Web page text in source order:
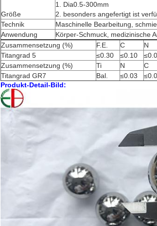
Größe
1. Dia0.5-300mm
2. besonders angefertigt ist
Technik
Maschinelle Bearbeitung,
Anwendung
Körper-Schmuck, medizinische
Zusammensetzung (%)
F.E. C N
Titangrad 5
≤0.30 ≤0.10
Zusammensetzung (%)
Ti N C
Titangrad GR7
Bal. ≤0.03
Produkt-Detail-Bild: